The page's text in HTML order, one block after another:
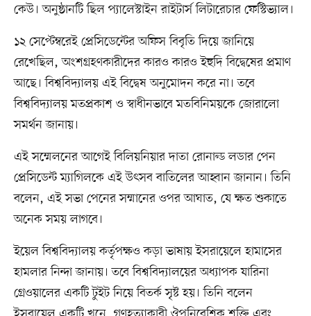
কেউ। অনুষ্ঠানটি ছিল প্যালেস্টাইন রাইটার্স লিটারেচার ফেস্টিভ্যাল।
১২ সেপ্টেম্বরেই প্রেসিডেন্টের অফিস বিবৃতি দিয়ে জানিয়ে
রেখেছিল, অংশগ্রহণকারীদের কারও কারও ইহুদি বিদ্বেষের প্রমাণ
আছে। বিশ্ববিদ্যালয় এই বিদ্বেষ অনুমোদন করে না। তবে
বিশ্ববিদ্যালয় মতপ্রকাশ ও স্বাধীনভাবে মতবিনিময়কে জোরালো
সমর্থন জানায়।
এই সম্মেলনের আগেই বিলিয়নিয়ার দাতা রোনাল্ড লডার পেন
প্রেসিডেন্ট ম্যাগিলকে এই উৎসব বাতিলের আহ্বান জানান। তিনি
বলেন, এই সভা পেনের সম্মানের ওপর আঘাত, যে ক্ষত শুকাতে
অনেক সময় লাগবে।
ইয়েল বিশ্ববিদ্যালয় কর্তৃপক্ষও কড়া ভাষায় ইসরায়েলে হামাসের
হামলার নিন্দা জানায়। তবে বিশ্ববিদ্যালয়ের অধ্যাপক যারিনা
গ্রেওয়ালের একটি টুইট নিয়ে বিতর্ক সৃষ্ট হয়। তিনি বলেন